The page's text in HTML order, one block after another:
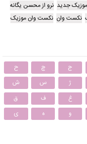
موزیک جدید نرو از محسن یگانه
نکست وان نکست وان موزیک
ج چ
ح
ژ س
ش
غ ف
ق
و ه ی